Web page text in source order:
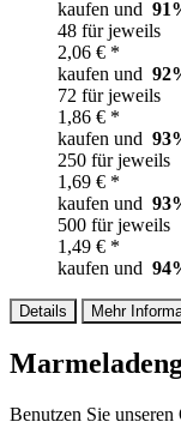
kaufen und 91
48 für jeweils
2,06 € *
kaufen und 92
72 für jeweils
1,86 € *
kaufen und 93
250 für jeweils
1,69 € *
kaufen und 93
500 für jeweils
1,49 € *
kaufen und 94
Details Mehr
Benutzen Sie